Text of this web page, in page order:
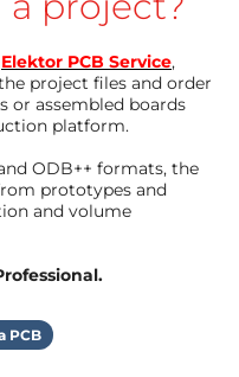
Elektor PCB Service,
project files and order
or assembled boards
platform.
ODB++ formats, the
prototypes and
and volume
PCB